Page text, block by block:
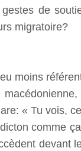
de
migratoire?
moins
« Tu vois,
comme
devant